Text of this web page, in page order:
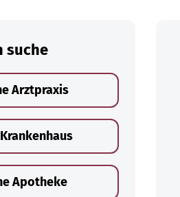
suche
Arztpraxis
Apotheke